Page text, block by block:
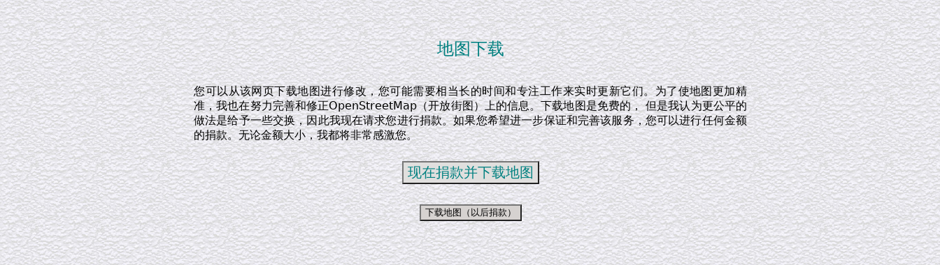
地图下载
您可以从该网页下载地图进行修改，您可能需要相当长的时间和专注工作来实时更新它们。为了使地图更加精
准，我也在努力完善和修正OpenStreetMap（开放街图）上的信息。下载地图是免费的， 但是我认为更公平的
做法是给予一些交换，因此我现在请求您进行捐款。如果您希望进一步保证和完善该服务，您可以进行任何金额
的捐款。无论金额大小，我都将非常感激您。